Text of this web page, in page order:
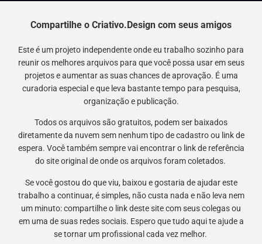
Compartilhe o Criativo.Design com seus amigos
Este é um projeto independente onde eu trabalho sozinho para
reunir os melhores arquivos para que você possa usar em seus
projetos e aumentar as suas chances de aprovação. É uma
curadoria especial e que leva bastante tempo para pesquisa,
organização e publicação.
Todos os arquivos são gratuitos, podem ser baixados
diretamente da nuvem sem nenhum tipo de cadastro ou link de
espera. Você também sempre vai encontrar o link de referência
do site original de onde os arquivos foram coletados.
Se você gostou do que viu, baixou e gostaria de ajudar este
trabalho a continuar, é simples, não custa nada e não leva nem
um minuto: compartilhe o link deste site com seus colegas ou
em uma de suas redes sociais. Espero que tudo aqui te ajude a
se tornar um profissional cada vez melhor.